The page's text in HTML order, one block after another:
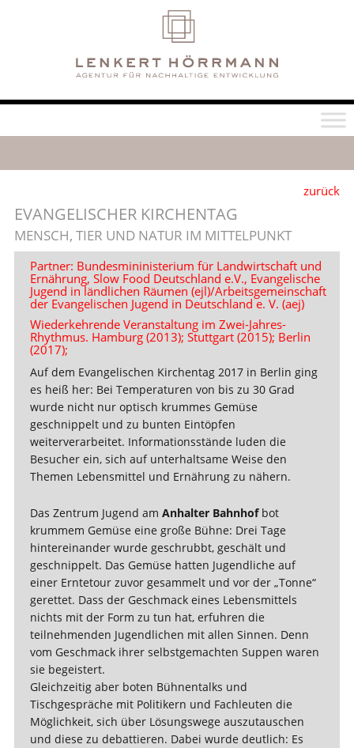
zurück
EVANGELISCHER KIRCHENTAG
MENSCH, TIER UND NATUR IM MITTELPUNKT
Partner: Bundesmininisterium für Landwirtschaft und
Ernährung, Slow Food Deutschland e.V., Evangelische
Jugend in ländlichen Räumen (ejl)/Arbeitsgemeinschaft
der Evangelischen Jugend in Deutschland e. V. (aej)
Wiederkehrende Veranstaltung im Zwei-Jahres-
Rhythmus. Hamburg (2013); Stuttgart (2015); Berlin
(2017);
Auf dem Evangelischen Kirchentag 2017 in Berlin ging
es heiß her: Bei Temperaturen von bis zu 30 Grad
wurde nicht nur optisch krummes Gemüse
geschnippelt und zu bunten Eintöpfen
weiterverarbeitet. Informationsstände luden die
Besucher ein, sich auf unterhaltsame Weise den
Themen Lebensmittel und Ernährung zu nähern.
Das Zentrum Jugend am Anhalter Bahnhofbot
krummem Gemüse eine große Bühne: Drei Tage
hintereinander wurde geschrubbt, geschält und
geschnippelt. Das Gemüse hatten Jugendliche auf
einer Erntetour zuvor gesammelt und vor der „Tonne“
gerettet. Dass der Geschmack eines Lebensmittels
nichts mit der Form zu tun hat, erfuhren die
teilnehmenden Jugendlichen mit allen Sinnen. Denn
vom Geschmack ihrer selbstgemachten Suppen waren
sie begeistert.
Gleichzeitig aber boten Bühnentalks und
Tischgespräche mit Politikern und Fachleuten die
Möglichkeit, sich über Lösungswege auszutauschen
und diese zu debattieren. Dabei wurde deutlich: Es